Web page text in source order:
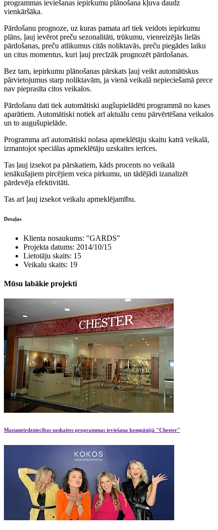
programmas ieviešanas iepirkumu plānošana kļuva daudz
vienkāršāka.
Pārdošanu prognoze, uz kuras pamata arī tiek veidots iepirkumu
plāns, ļauj ievērot preču sezonalitāti, trūkumu, vienreizējās lielās
pārdošanas, preču atlikumus citās noliktavās, preču piegādes laiku
un citus momentus, kuri ļauj precīzāk prognozēt pārdošanas.
Bez tam, iepirkumu plānošanas pārskats ļauj veikt automātiskus
pārvietojumus starp noliktavām, ja vienā veikalā nepieciešamā prece
nav pieprasīta citos veikalos.
Pārdošanu dati tiek automātiski augšupielādēti programmā no kases
aparātiem. Automātiski notiek arī aktuālu cenu pārvērtēšana veikalos
un to augušupielāde.
Programma arī automātiski nolasa apmeklētāju skaitu katrā veikalā,
izmantojot speciālas apmeklētāju uzskaites ierīces.
Tas ļauj izsekot pa pārskatiem, kāds procents no veikalā
ienākušajiem pircējiem veica pirkumu, un tādējādi izanalizēt
pārdevēja efektivitāti.
Tas arī ļauj izsekot veikalu apmeklējamību.
Detaļas
Klienta nosaukums: "GARDS"
Projekta datums: 2014/10/15
Lietotāju skaits: 15
Veikalu skaits: 19
Mūsu labākie projekti
Mazumtirdzniecības uzskaites programmas ieviešana kompānijā "Chester"